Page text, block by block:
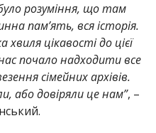
розуміння, що там
памʼять, вся історія.
цікавості до цієї
почало надходити все
сімейних архівів.
або довіряли це нам”, –